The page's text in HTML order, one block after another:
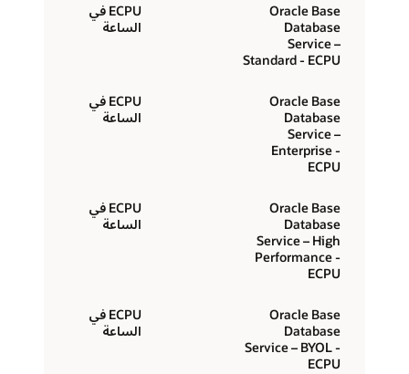
Oracle Base
Database
Service –
Standard - ECPU
ECPU في
الساعة
Oracle Base
Database
Service –
Enterprise -
ECPU
ECPU في
الساعة
Oracle Base
Database
Service – High
Performance -
ECPU
ECPU في
الساعة
Oracle Base
Database
Service – BYOL -
ECPU
ECPU في
الساعة